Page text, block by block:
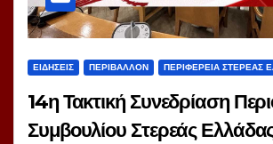
ΕΙΔΗΣΕΙΣ ΠΕΡΙΒΑΛΛΟΝ ΠΕΡΙΦΕΡΕΙΑ ΣΤΕΡΕΑΣ
14η Τακτική Συνεδρίαση
Συμβουλίου Στερεάς